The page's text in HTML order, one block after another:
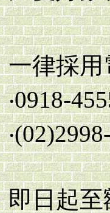
一律採
即日起